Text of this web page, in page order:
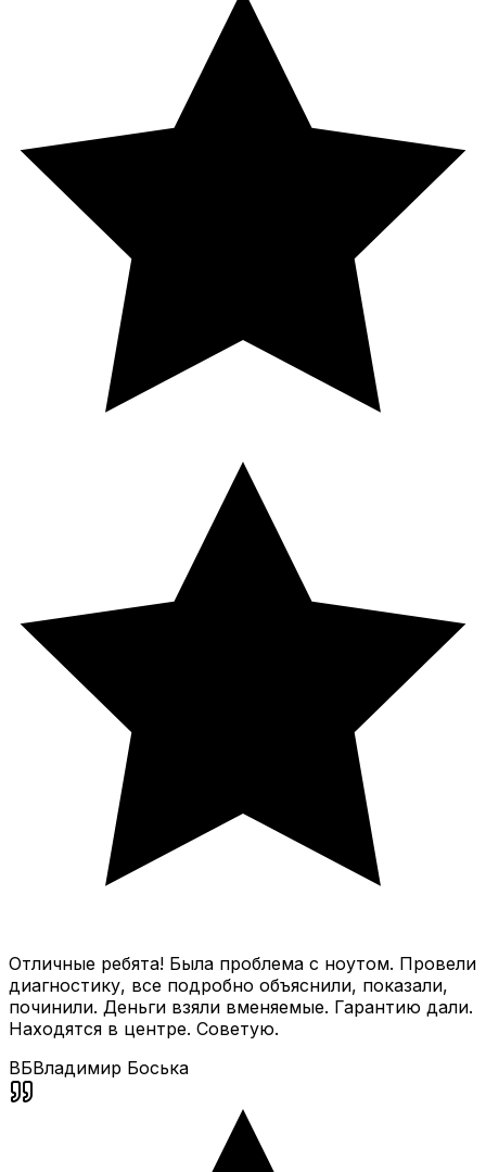
Отличные ребята! Была проблема с ноутом. Провели
диагностику, все подробно объяснили, показали,
починили. Деньги взяли вменяемые. Гарантию дали.
Находятся в центре. Советую.
ВБВладимир Боська